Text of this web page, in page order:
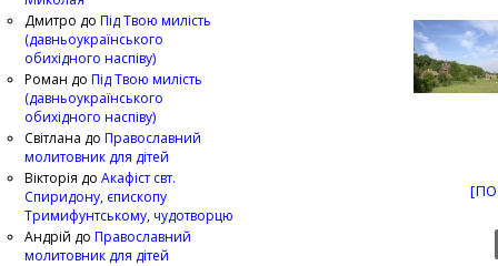
Дмитро до Під Твою милість
(давньоукраїнського
обихідного наспіву)
Роман до Під Твою милість
(давньоукраїнського
обихідного наспіву)
Світлана до Православний
молитовник для дітей
Вікторія до Акафіст свт.
Спиридону, єпископу
Тримифунтському, чудотворцю
Андрій до Православний
молитовник для дітей